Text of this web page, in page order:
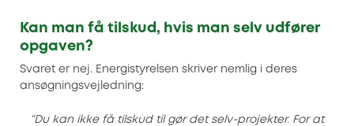
Kan man få tilskud, hvis man selv udfører
opgaven?
Svaret er nej. Energistyrelsen skriver nemlig i deres
ansøgningsvejledning:
“Du kan ikke få tilskud til gør det selv-projekter. For at